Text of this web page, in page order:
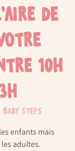
de
10h
Baby Steps
enfants mais
adultes.